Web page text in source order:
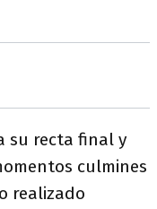
su recta final y
culmines
realizado